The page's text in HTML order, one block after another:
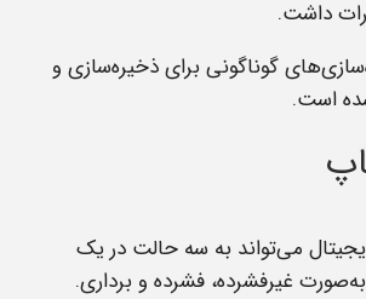
داشت.
گوناگونی برای ذخیره‌سازی و
است.
می‌تواند به سه حالت در یک
غیرفشرده، فشرده و برداری.